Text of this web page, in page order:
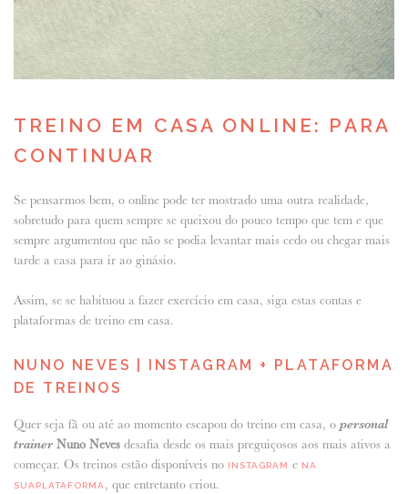
TREINO EM CASA ONLINE: PARA
CONTINUAR
Se pensarmos bem, o online pode ter mostrado uma outra realidade,
sobretudo para quem sempre se queixou do pouco tempo que tem e que
sempre argumentou que não se podia levantar mais cedo ou chegar mais
tarde a casa para ir ao ginásio.
Assim, se se habituou a fazer exercício em casa, siga estas contas e
plataformas de treino em casa.
NUNO NEVES | INSTAGRAM + PLATAFORMA
DE TREINOS
Quer seja fã ou até ao momento escapou do treino em casa, o personal
trainer Nuno Neves desafia desde os mais preguiçosos aos mais ativos a
começar. Os treinos estão disponíveis no INSTAGRAM e NA
SUAPLATAFORMA , que entretanto criou.